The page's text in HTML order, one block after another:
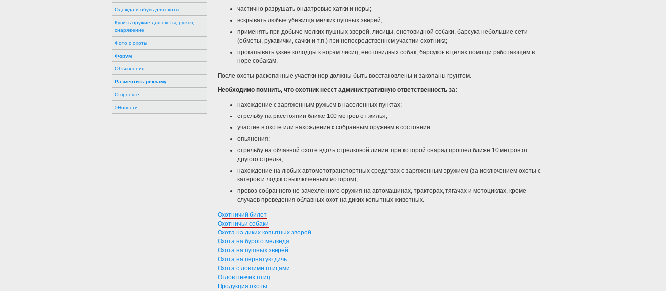
Одежда и обувь для охоты
Купить оружие для охоты, ружья,
снаряжение
Фото с охоты
Форум
Объявления
Разместить рекламу
О проекте
>Новости
частично разрушать ондатровые хатки и норы;
вскрывать любые убежища мелких пушных зверей;
применять при добыче мелких пушных зверей, лисицы, енотовидной собаки, барсука небольшие сети
(обметы, рукавички, сачки и т.п.) при непосредственном участии охотника;
прокапывать узкие колодцы к норам лисиц, енотовидных собак, барсуков в целях помощи работающим в
норе собакам.
После охоты раскопанные участки нор должны быть восстановлены и закопаны грунтом.
Необходимо помнить, что охотник несет административную ответственность за:
нахождение с заряженным ружьем в населенных пунктах;
стрельбу на расстоянии ближе 100 метров от жилья;
участие в охоте или нахождение с собранным оружием в состоянии
опьянения;
стрельбу на облавной охоте вдоль стрелковой линии, при которой снаряд прошел ближе 10 метров от
другого стрелка;
нахождение на любых автомототранспортных средствах с заряженным оружием (за исключением охоты с
катеров и лодок с выключенным мотором);
провоз собранного не зачехленного оружия на автомашинах, тракторах, тягачах и мотоциклах, кроме
случаев проведения облавных охот на диких копытных животных.
Охотничий билет
Охотничьи собаки
Охота на диких копытных зверей
Охота на бурого медведя
Охота на пушных зверей
Охота на пернатую дичь
Охота с ловчими птицами
Отлов певчих птиц
Продукция охоты